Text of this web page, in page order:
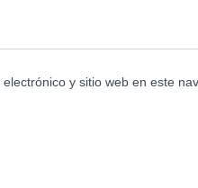
y sitio web en este